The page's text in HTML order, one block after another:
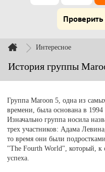
Проверить
Интересное
История группы
Группа Maroon 5, одна из
времени, была основана в
Изначально группа носила
трех участников: Адама
то время они были
"The Fourth World", который, к
успеха.